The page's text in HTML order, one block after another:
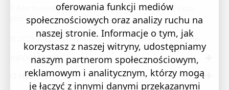
E-Azur to świetne i sprawdzone miejsce na zakupy. W każdy
produkt wkładamy swoją pasję i serce.
© 2023 Sklep Jubilerski AZUR. Wszystkie prawa zastrzeżone
INFORMACJE
O NAS
oferowania funkcji mediów
społecznościowych oraz analizy ruchu na
naszej stronie. Informacje o tym, jak
korzystasz z naszej witryny, udostępniamy
naszym partnerom społecznościowym,
reklamowym i analitycznym, którzy mogą
je łączyć z innymi danymi przekazanymi